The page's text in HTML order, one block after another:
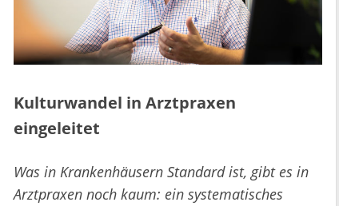
Kulturwandel in Arztpraxen
eingeleitet
Was in Krankenhäusern Standard ist, gibt es in
Arztpraxen noch kaum: ein systematisches